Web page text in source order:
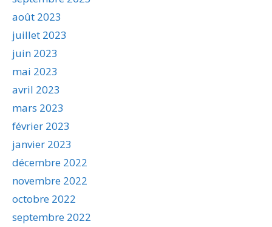
août 2023
juillet 2023
juin 2023
mai 2023
avril 2023
mars 2023
février 2023
janvier 2023
décembre 2022
novembre 2022
octobre 2022
septembre 2022